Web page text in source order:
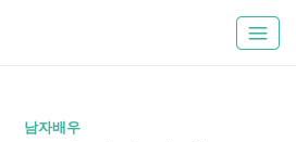
남자배우